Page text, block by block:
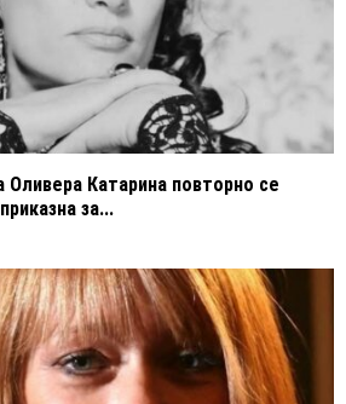
Катарина повторно се
за...